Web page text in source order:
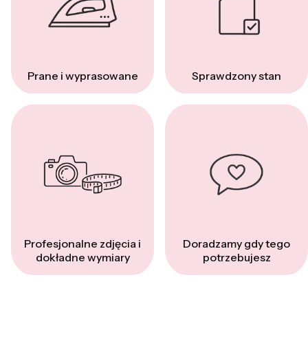
Prane i wyprasowane Sprawdzony stan
Profesjonalne zdjęcia i
dokładne wymiary
Doradzamy gdy tego
potrzebujesz